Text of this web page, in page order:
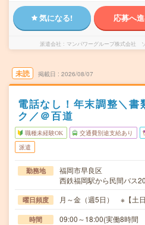
気になる! 応募へ
派遣会社 マンパワーグループ株式会社
未読 掲載日 2026/08/07
電話なし！年末調整＼書
ク／＠百道
職種未経験OK 交通費別途支給あり
派遣
勤務地
福岡市早良区
西鉄福岡駅から民間バス
曜日頻度 月～金（週5日） ※【土日
時間 09:00～18:00(実働8時間